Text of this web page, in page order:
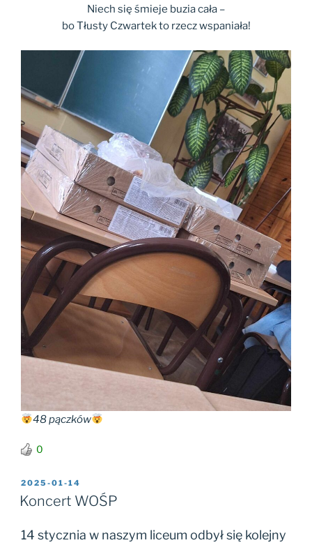
Niech się śmieje buzia cała –
bo Tłusty Czwartek to rzecz wspaniała!
48 pączków
0
2025-01-14
Koncert WOŚP
14 stycznia w naszym liceum odbył się kolejny